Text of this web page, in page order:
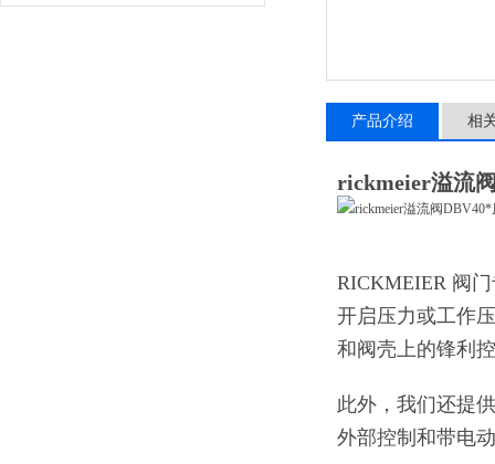
产品介绍 相
rickmeier溢流
RICKMEIER 阀
开启压力或工作
和阀壳上的锋利
此外，我们还提
外部控制和带电